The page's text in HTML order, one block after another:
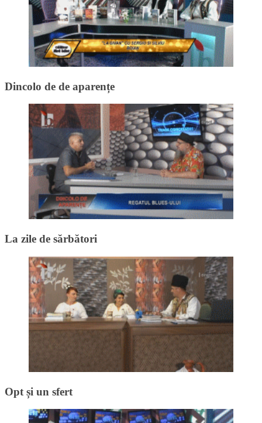
Dincolo de de aparențe
La zile de sărbători
Opt și un sfert